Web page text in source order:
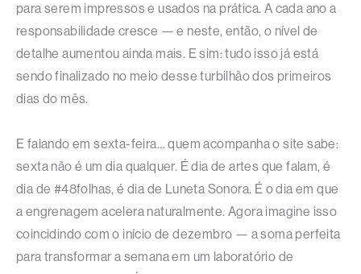
para serem impressos e usados na prática. A cada ano a
responsabilidade cresce — e neste, então, o nível de
detalhe aumentou ainda mais. E sim: tudo isso já está
sendo finalizado no meio desse turbilhão dos primeiros
dias do mês.
E falando em sexta-feira… quem acompanha o site sabe:
sexta não é um dia qualquer. É dia de artes que falam, é
dia de #48folhas, é dia de Luneta Sonora. É o dia em que
a engrenagem acelera naturalmente. Agora imagine isso
coincidindo com o início de dezembro — a soma perfeita
para transformar a semana em um laboratório de